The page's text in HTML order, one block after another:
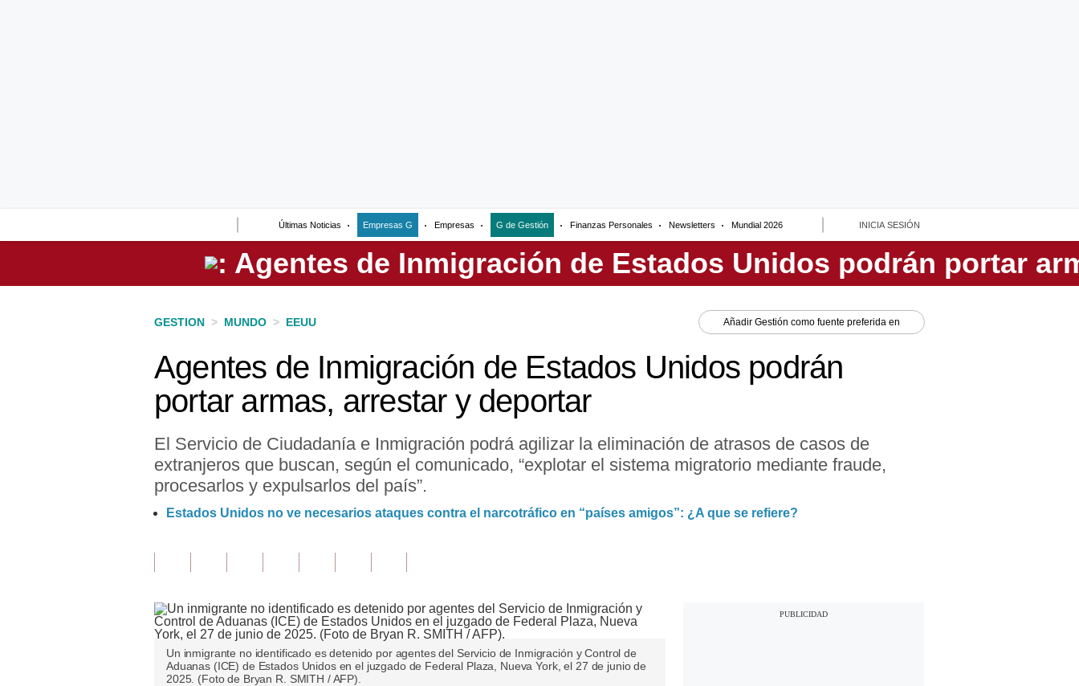
Últimas Noticias Empresas G Empresas G de Gestión Finanzas Personales Newsletters Mundial 2026 INICIA SESIÓN
Perú
GESTION > MUNDO > EEUU Añadir Gestión como fuente preferida en
Agentes de Inmigración de Estados Unidos podrán
portar armas, arrestar y deportar
El Servicio de Ciudadanía e Inmigración podrá agilizar la eliminación de atrasos de casos de
extranjeros que buscan, según el comunicado, “explotar el sistema migratorio mediante fraude,
procesarlos y expulsarlos del país”.
Estados Unidos no ve necesarios ataques contra el narcotráfico en “países amigos”: ¿A que se refiere?
Un inmigrante no identificado es detenido por agentes del Servicio de Inmigración y Control de
Aduanas (ICE) de Estados Unidos en el juzgado de Federal Plaza, Nueva York, el 27 de junio de
2025. (Foto de Bryan R. SMITH / AFP).